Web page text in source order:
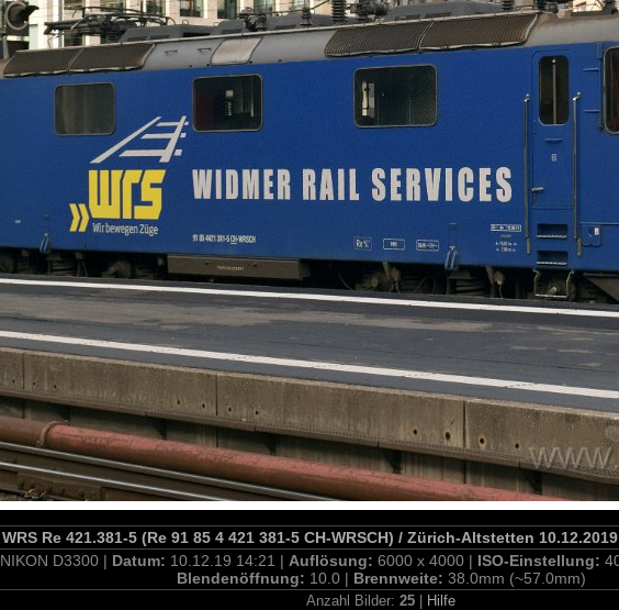
WRS Re 421.381-5 (Re 91 85 4 421 381-5 CH-WRSCH) / Zürich-Altstetten 10.12.2019
NIKON D3300 | Datum: 10.12.19 14:21 | Auflösung: 6000 x 4000 | ISO-Einstellung:
Blendenöffnung: 10.0 | Brennweite: 38.0mm (~57.0mm)
Anzahl Bilder: 25 Hilfe